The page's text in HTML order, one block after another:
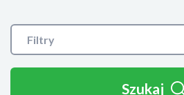
Filtry
Szukaj